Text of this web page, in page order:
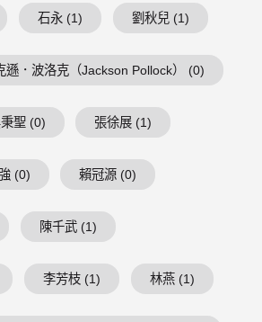
石永 (1) 劉秋兒 (1)
遜．波洛克（Jackson Pollock） (0)
聖 (0) 張徐展 (1)
(0) 賴冠源 (0)
陳千武 (1)
李芳枝 (1) 林燕 (1)